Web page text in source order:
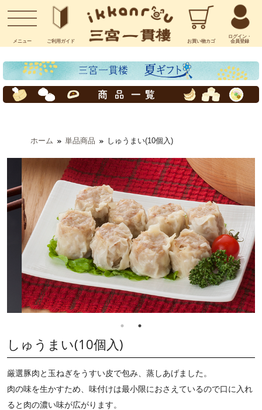
メニュー ご利用 ガイド お買い物カゴ
ログイン・
会員登録
お問い合わせ
ホーム 単品商品 しゅうまい(10個入)
しゅうまい(10個入)
厳選豚肉と玉ねぎをうすい皮で包み、蒸しあげました。
肉の味を生かすため、味付けは最小限におさえているので口に入れ
ると肉の濃い味が広がります。